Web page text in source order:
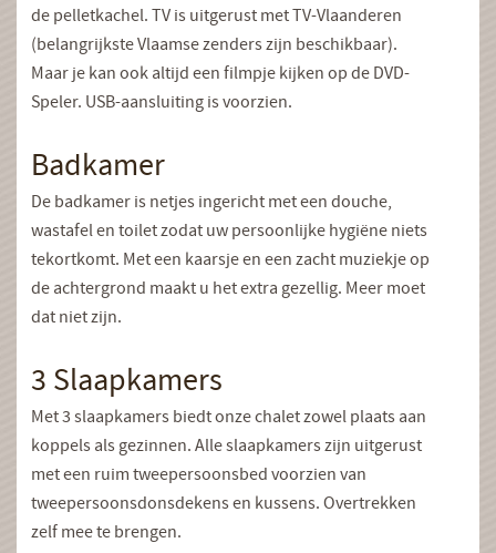
de pelletkachel. TV is uitgerust met TV-Vlaanderen
(belangrijkste Vlaamse zenders zijn beschikbaar).
Maar je kan ook altijd een filmpje kijken op de DVD-
Speler. USB-aansluiting is voorzien.
Badkamer
De badkamer is netjes ingericht met een douche,
wastafel en toilet zodat uw persoonlijke hygiëne niets
tekortkomt. Met een kaarsje en een zacht muziekje op
de achtergrond maakt u het extra gezellig. Meer moet
dat niet zijn.
3 Slaapkamers
Met 3 slaapkamers biedt onze chalet zowel plaats aan
koppels als gezinnen. Alle slaapkamers zijn uitgerust
met een ruim tweepersoonsbed voorzien van
tweepersoonsdonsdekens en kussens. Overtrekken
zelf mee te brengen.